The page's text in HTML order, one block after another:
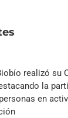
realizó su
la
en